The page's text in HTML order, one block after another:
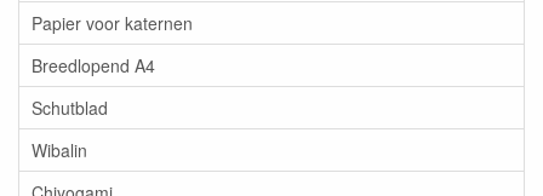
Papier voor katernen
Breedlopend A4
Schutblad
Wibalin